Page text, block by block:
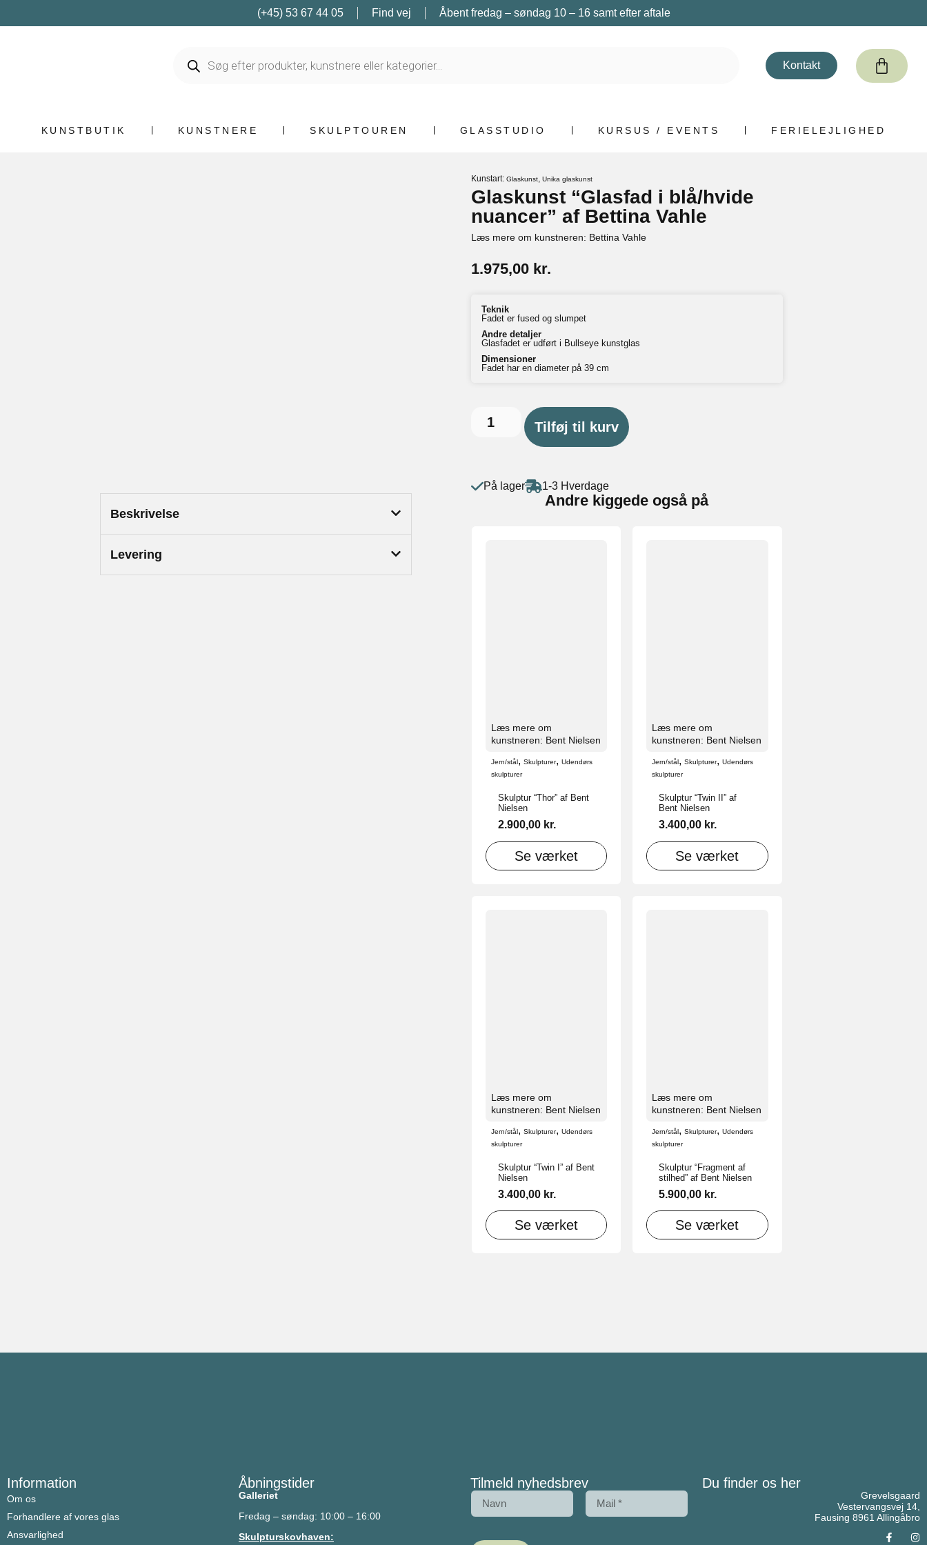
(+45) 53 67 44 05 Find vej Åbent fredag – søndag 10 – 16 samt efter aftale
Kontakt
KUNSTBUTIK KUNSTNERE SKULPTOUREN GLASSTUDIO KURSUS / EVENTS FERIELEJLIGHED
Kunstart: Glaskunst, Unika glaskunst
Glaskunst “Glasfad i blå/hvide
nuancer” af Bettina Vahle
Læs mere om kunstneren: Bettina Vahle
1.975,00 kr.
Teknik
Fadet er fused og slumpet
Andre detaljer
Glasfadet er udført i Bullseye kunstglas
Dimensioner
Fadet har en diameter på 39 cm
Tilføj til kurv
På lager 1-3 Hverdage
Beskrivelse
Levering
Andre kiggede også på
Læs mere om
kunstneren: Bent Nielsen
Jern/stål, Skulpturer, Udendørs
skulpturer
Skulptur “Thor” af Bent
Nielsen
2.900,00 kr.
Se værket
Læs mere om
kunstneren: Bent Nielsen
Jern/stål,Skulpturer,Udendørs
skulpturer
Skulptur “Twin II” af
Bent Nielsen
3.400,00 kr.
Se værket
Læs mere om
kunstneren: Bent Nielsen
Jern/stål, Skulpturer, Udendørs
skulpturer
Skulptur “Twin I” af Bent
Nielsen
3.400,00 kr.
Se værket
Læs mere om
kunstneren: Bent Nielsen
Jern/stål,Skulpturer,Udendørs
skulpturer
Skulptur “Fragment af
stilhed” af Bent Nielsen
5.900,00 kr.
Se værket
Information
Om os
Forhandlere af vores glas
Ansvarlighed
Åbningstider
Galleriet
Fredag – søndag: 10:00 – 16:00
Skulpturskovhaven:
Tilmeld nyhedsbrev Du finder os her
Grevelsgaard
Vestervangsvej 14,
Fausing 8961 Allingåbro